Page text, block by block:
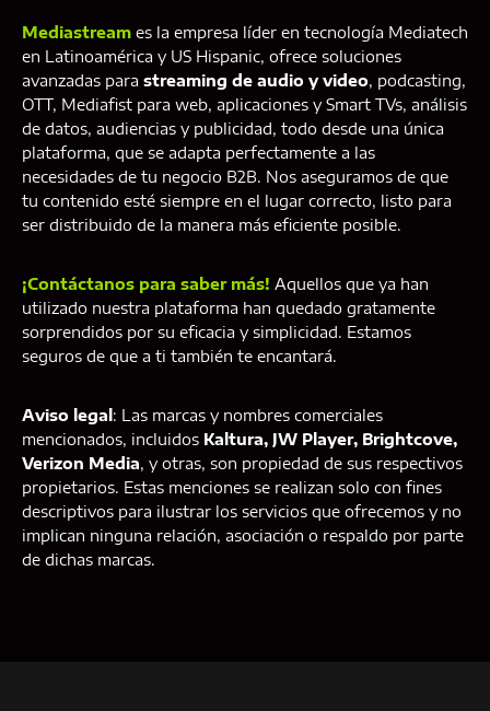
Mediastream es la empresa líder en tecnología Mediatech
en Latinoamérica y US Hispanic, ofrece soluciones
avanzadas para streaming de audio y video, podcasting,
OTT, Mediafist para web, aplicaciones y Smart TVs, análisis
de datos, audiencias y publicidad, todo desde una única
plataforma, que se adapta perfectamente a las
necesidades de tu negocio B2B. Nos aseguramos de que
tu contenido esté siempre en el lugar correcto, listo para
ser distribuido de la manera más eficiente posible.
¡Contáctanos para saber más! Aquellos que ya han
utilizado nuestra plataforma han quedado gratamente
sorprendidos por su eficacia y simplicidad. Estamos
seguros de que a ti también te encantará.
Aviso legal : Las marcas y nombres comerciales
mencionados, incluidos Kaltura, JW Player, Brightcove,
Verizon Media, y otras, son propiedad de sus respectivos
propietarios. Estas menciones se realizan solo con fines
descriptivos para ilustrar los servicios que ofrecemos y no
implican ninguna relación, asociación o respaldo por parte
de dichas marcas.